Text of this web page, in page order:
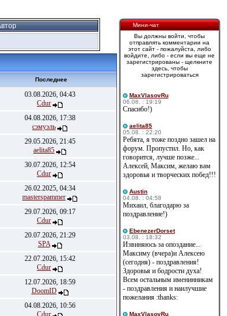
Последнее
03.08.2026, 04:43
Cdur
04.08.2026, 17:38
сэмуэль
29.05.2026, 21:45
aelita85
30.07.2026, 12:54
Cdur
26.02.2025, 04:34
masterspammer
29.07.2026, 09:17
Cdur
20.07.2026, 21:29
SPA
22.07.2026, 15:42
Cdur
12.07.2026, 18:59
DoomID
04.08.2026, 10:56
Cdur
Мини-чат
Вы должны войти, чтобы
отправлять комментарии на
этот сайт - пожалуйста, либо
войдите, либо - если вы еще не
зарегистрированы - щелкните
здесь, чтобы
зарегистрироваться
MaxVlasovRu
06.08. : 19:19
Спасибо!)
aelita85
05.08. : 22:20
Ребята, я тоже поздно зашел на
форум. Пропустил. Но, как
говорится, лучше позже...
Алексей, Максим, желаю вам
здоровья и творческих побед!!!
Austin
04.08. : 04:58
Михаил, благодарю за
поздравление!)
EbenezerDorset
03.08. : 18:32
Извиняюсь за опоздание...
Максиму (вчера)и Алексею
(сегодня) - поздравления!
Здоровья и бодрости духа!
Всем остальным именинникам
- поздравления и наилучшие
пожелания :thanks:
MaxVlasovRu